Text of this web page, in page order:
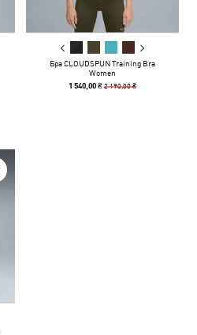
Бра CLOUDSPUN Training Bra
Women
1 540,00 ₴2 190,00 ₴